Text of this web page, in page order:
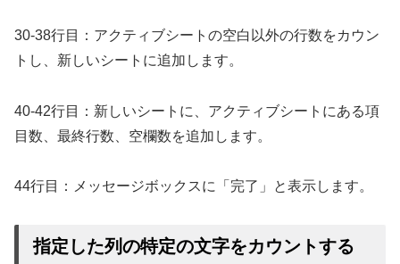
30-38行目：アクティブシートの空白以外の行数をカウン
トし、新しいシートに追加します。
40-42行目：新しいシートに、アクティブシートにある項
目数、最終行数、空欄数を追加します。
44行目：メッセージボックスに「完了」と表示します。
指定した列の特定の文字をカウントする